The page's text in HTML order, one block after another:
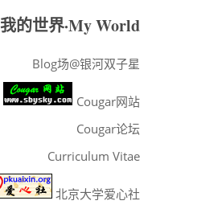
我的世界·My World
Blog场@银河双子星
Cougar网站
Cougar论坛
Curriculum Vitae
北京大学爱心社